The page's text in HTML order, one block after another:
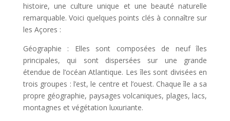
histoire, une culture unique et une beauté naturelle
remarquable. Voici quelques points clés à connaître sur
les Açores :
Géographie : Elles sont composées de neuf îles
principales, qui sont dispersées sur une grande
étendue de l’océan Atlantique. Les îles sont divisées en
trois groupes : l’est, le centre et l’ouest. Chaque île a sa
propre géographie, paysages volcaniques, plages, lacs,
montagnes et végétation luxuriante.